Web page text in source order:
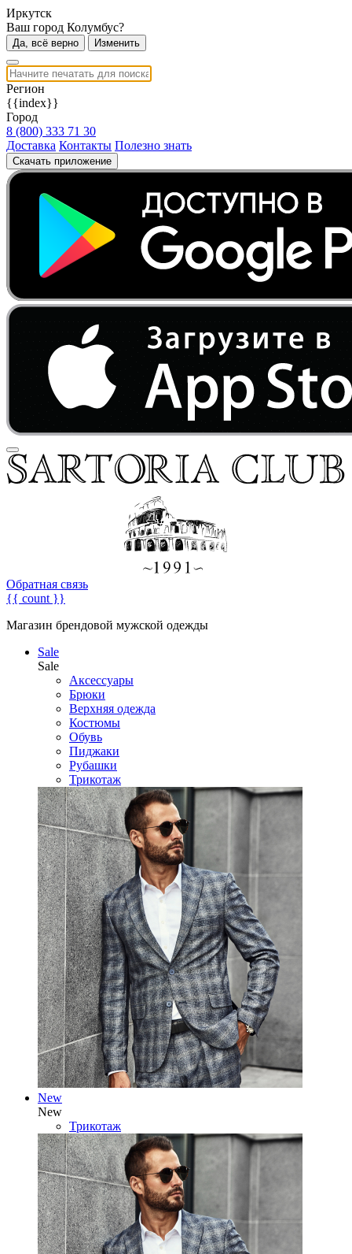
Иркутск
Ваш город Колумбус?
Да, всё верно Изменить
Регион
{{index}}
Город
8 (800) 333 71 30
Доставка Контакты Полезно знать
Скачать приложение
Обратная связь
{{ count }}
Магазин брендовой мужской одежды
Sale
Sale
Аксессуары
Брюки
Верхняя одежда
Костюмы
Обувь
Пиджаки
Рубашки
Трикотаж
New
New
Трикотаж